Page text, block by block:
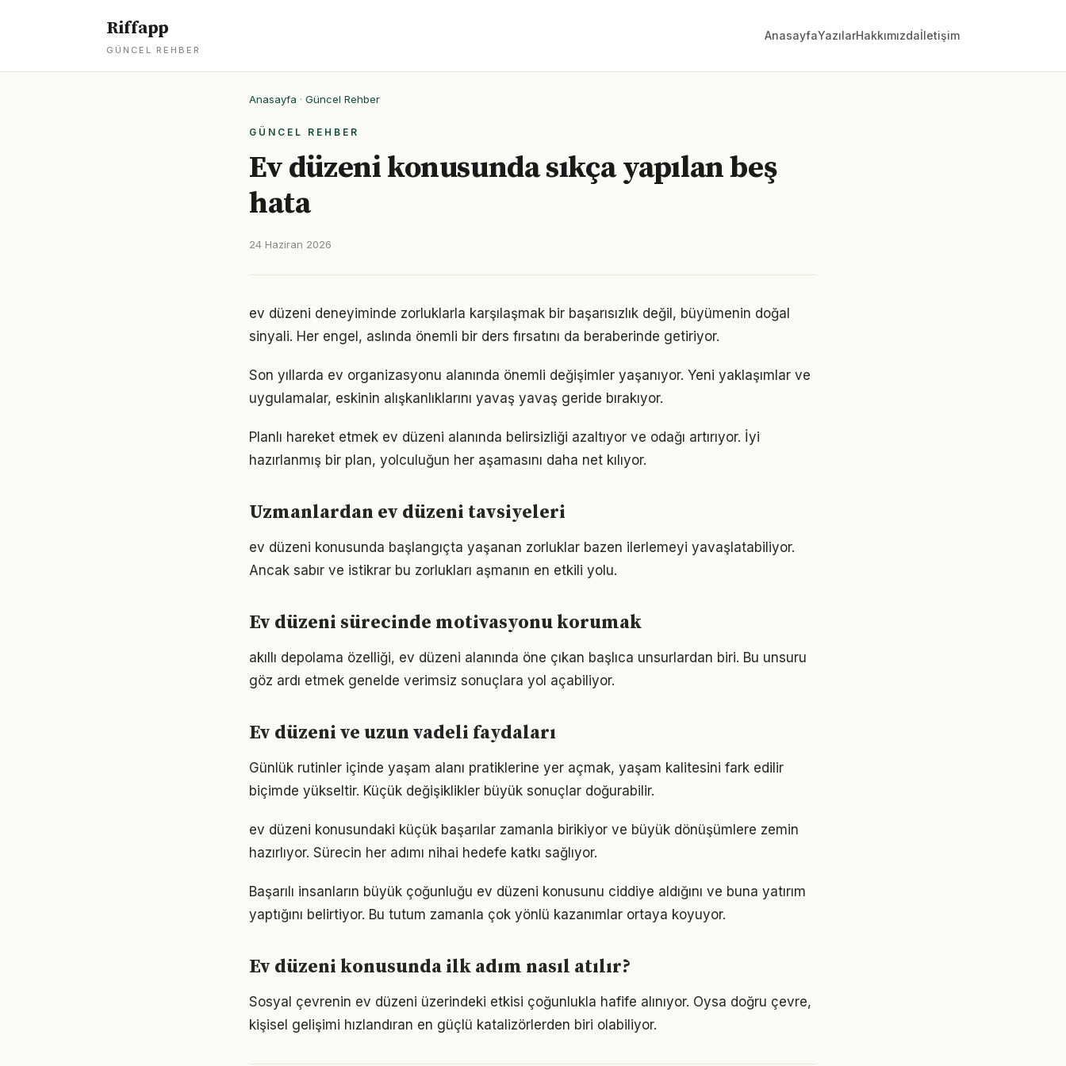
Riffapp
GÜNCEL REHBER
AnasayfaYazılarHakkımızdaİletişim
Anasayfa · Güncel Rehber
GÜNCEL REHBER
Ev düzeni konusunda sıkça yapılan beş
hata
24 Haziran 2026
ev düzeni deneyiminde zorluklarla karşılaşmak bir başarısızlık değil, büyümenin doğal
sinyali. Her engel, aslında önemli bir ders fırsatını da beraberinde getiriyor.
Son yıllarda ev organizasyonu alanında önemli değişimler yaşanıyor. Yeni yaklaşımlar ve
uygulamalar, eskinin alışkanlıklarını yavaş yavaş geride bırakıyor.
Planlı hareket etmek ev düzeni alanında belirsizliği azaltıyor ve odağı artırıyor. İyi
hazırlanmış bir plan, yolculuğun her aşamasını daha net kılıyor.
Uzmanlardan ev düzeni tavsiyeleri
ev düzeni konusunda başlangıçta yaşanan zorluklar bazen ilerlemeyi yavaşlatabiliyor.
Ancak sabır ve istikrar bu zorlukları aşmanın en etkili yolu.
Ev düzeni sürecinde motivasyonu korumak
akıllı depolama özelliği, ev düzeni alanında öne çıkan başlıca unsurlardan biri. Bu unsuru
göz ardı etmek genelde verimsiz sonuçlara yol açabiliyor.
Ev düzeni ve uzun vadeli faydaları
Günlük rutinler içinde yaşam alanı pratiklerine yer açmak, yaşam kalitesini fark edilir
biçimde yükseltir. Küçük değişiklikler büyük sonuçlar doğurabilir.
ev düzeni konusundaki küçük başarılar zamanla birikiyor ve büyük dönüşümlere zemin
hazırlıyor. Sürecin her adımı nihai hedefe katkı sağlıyor.
Başarılı insanların büyük çoğunluğu ev düzeni konusunu ciddiye aldığını ve buna yatırım
yaptığını belirtiyor. Bu tutum zamanla çok yönlü kazanımlar ortaya koyuyor.
Ev düzeni konusunda ilk adım nasıl atılır?
Sosyal çevrenin ev düzeni üzerindeki etkisi çoğunlukla hafife alınıyor. Oysa doğru çevre,
kişisel gelişimi hızlandıran en güçlü katalizörlerden biri olabiliyor.